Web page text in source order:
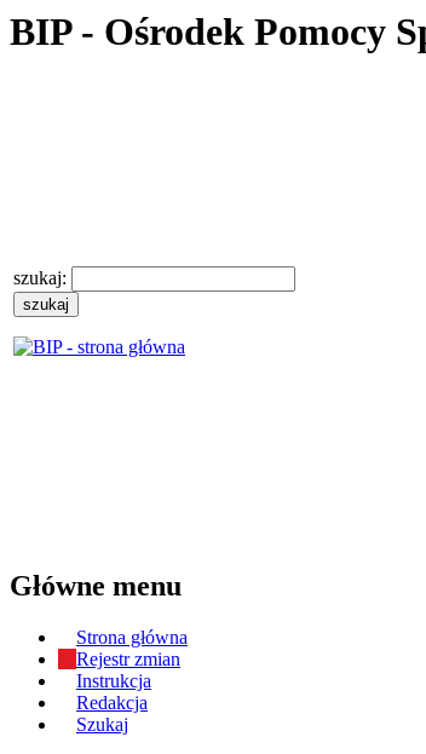
BIP - Ośrodek Pomocy
szukaj:
Główne menu
Strona główna
Rejestr zmian
Instrukcja
Redakcja
Szukaj